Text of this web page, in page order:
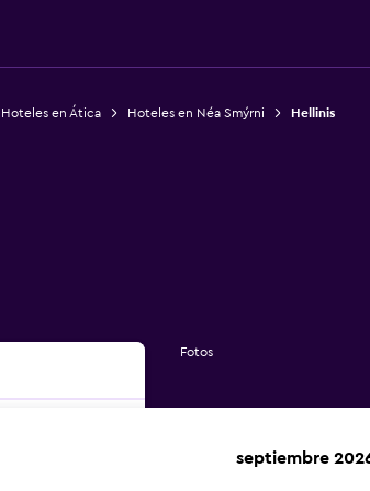
Hoteles en Ática Hoteles en Néa Smýrni Hellinis
Fotos
septiembre